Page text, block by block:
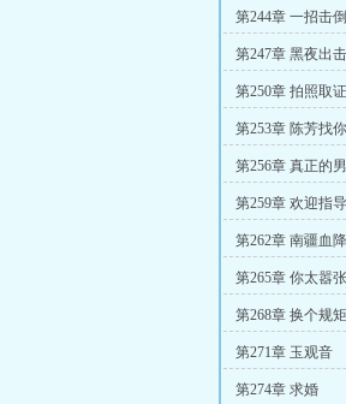
第244章 一招击倒
第247章 黑夜出击
第250章 拍照取证
第253章 陈芳找你
第256章 真正的
第259章 欢迎指导
第262章 南疆血降
第265章 你太嚣
第268章 换个规矩
第271章 玉观音
第274章 求婚